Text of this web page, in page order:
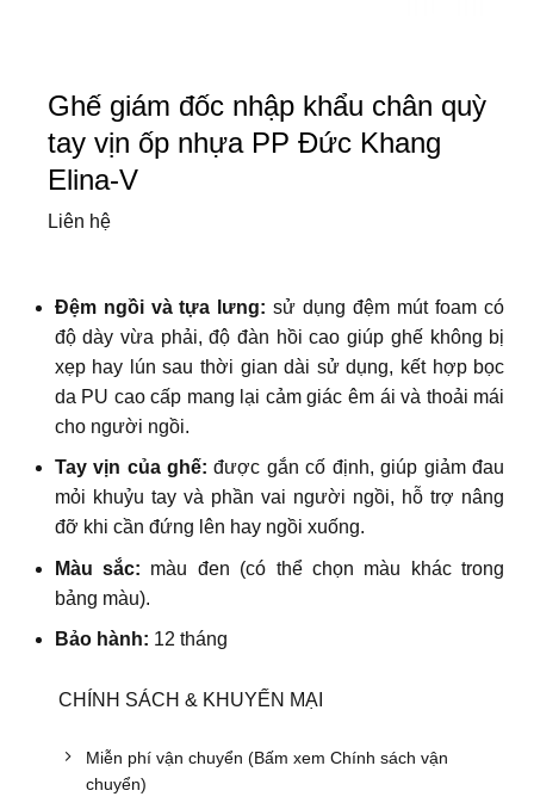
Ghế giám đốc nhập khẩu chân quỳ
tay vịn ốp nhựa PP Đức Khang
Elina-V
Liên hệ
Đệm ngồi và tựa lưng:sử dụng đệm mút foam có
độ dày vừa phải, độ đàn hồi cao giúp ghế không bị
xẹp hay lún sau thời gian dài sử dụng, kết hợp bọc
da PU cao cấp mang lại cảm giác êm ái và thoải mái
cho người ngồi.
Tay vịn của ghế:được gắn cố định, giúp giảm đau
mỏi khuỷu tay và phần vai người ngồi, hỗ trợ nâng
đỡ khi cần đứng lên hay ngồi xuống.
Màu sắc: màu đen (có thể chọn màu khác trong
bảng màu).
Bảo hành: 12 tháng
CHÍNH SÁCH & KHUYẾN MẠI
Miễn phí vận chuyển (Bấm xem Chính sách vận
chuyển)